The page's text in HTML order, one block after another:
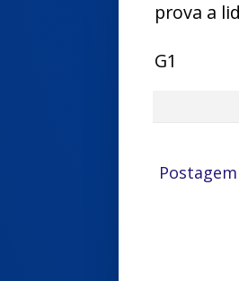
prova a
G1